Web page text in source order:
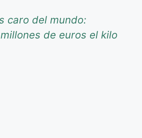
caro del mundo:
de euros el kilo